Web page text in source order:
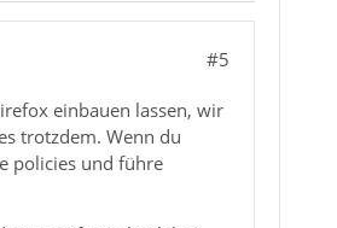
#5
einbauen lassen, wir
trotzdem. Wenn du
policies und führe